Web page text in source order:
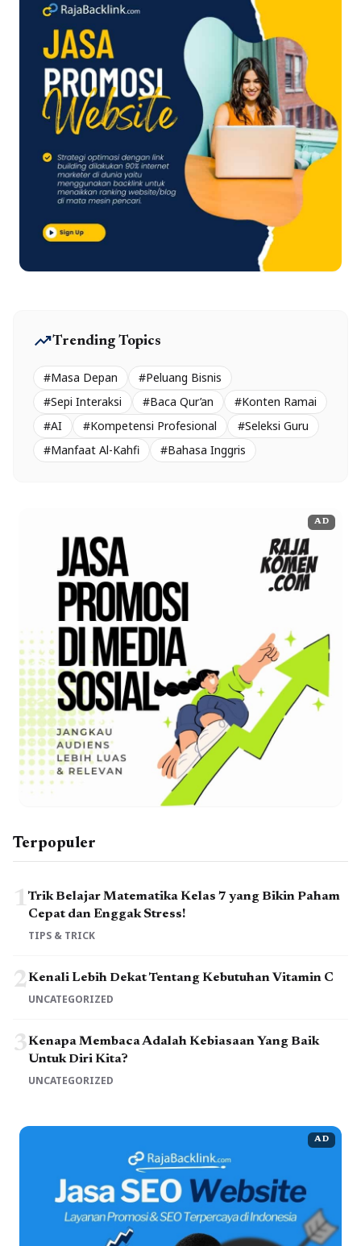
trending_upTrending Topics
#Masa Depan
#Peluang Bisnis
#Sepi Interaksi
#Baca Qur’an
#Konten Ramai
#AI
#Kompetensi Profesional
#Seleksi Guru
#Manfaat Al-Kahfi
#Bahasa Inggris
AD
Terpopuler
1Trik Belajar Matematika Kelas 7 yang Bikin Paham
Cepat dan Enggak Stress!
TIPS & TRICK
2Kenali Lebih Dekat Tentang Kebutuhan Vitamin C
UNCATEGORIZED
3Kenapa Membaca Adalah Kebiasaan Yang Baik
Untuk Diri Kita?
UNCATEGORIZED
AD